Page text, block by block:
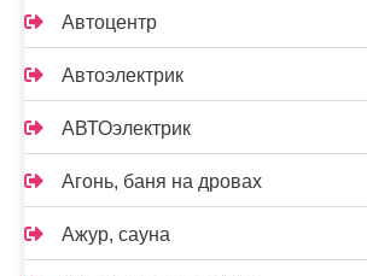
Автоцентр
Автоэлектрик
АВТОэлектрик
Агонь, баня на дровах
Ажур, сауна